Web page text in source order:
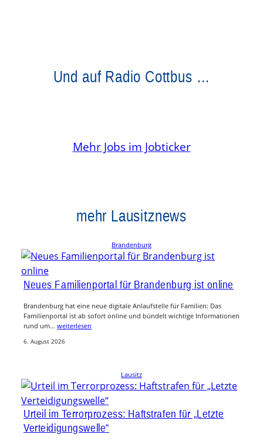
Und auf Radio Cottbus …
Mehr Jobs im Jobticker
mehr Lausitznews
Brandenburg
Neues Familienportal für Brandenburg ist online
Brandenburg hat eine neue digitale Anlaufstelle für Familien: Das
Familienportal ist ab sofort online und bündelt wichtige Informationen
rund um… weiterlesen
6. August 2026
Lausitz
Urteil im Terrorprozess: Haftstrafen für „Letzte
Verteidigungswelle“